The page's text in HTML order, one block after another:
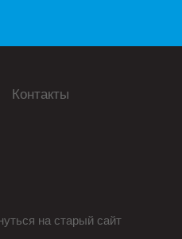
Контакты
на старый сайт